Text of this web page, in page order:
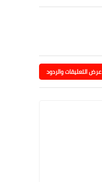
عرض التعليقات والردود